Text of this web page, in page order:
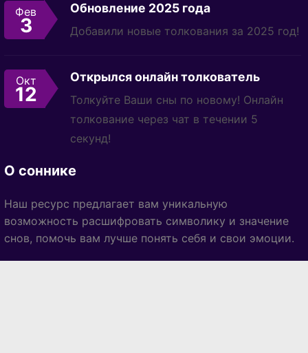
Фев
3
Обновление 2025 года
Добавили новые толкования за 2025 год!
Окт
12
Открылся онлайн толкователь
Толкуйте Ваши сны по новому! Онлайн
толкование через чат в течении 5
секунд!
О соннике
Наш ресурс предлагает вам уникальную
возможность расшифровать символику и значение
снов, помочь вам лучше понять себя и свои эмоции.